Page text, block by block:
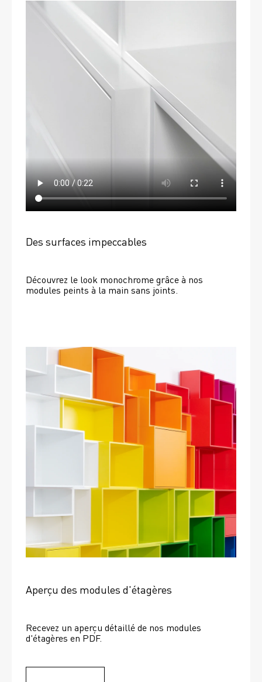
Des surfaces impeccables
Découvrez le look monochrome grâce à nos
modules peints à la main sans joints.
Aperçu des modules d'étagères
Recevez un aperçu détaillé de nos modules
d'étagères en PDF.